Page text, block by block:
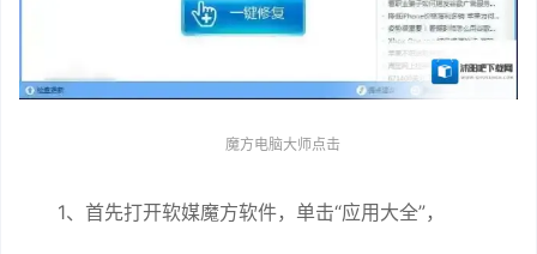
魔方电脑大师点击
1、首先打开软媒魔方软件，单击“应用大全”，